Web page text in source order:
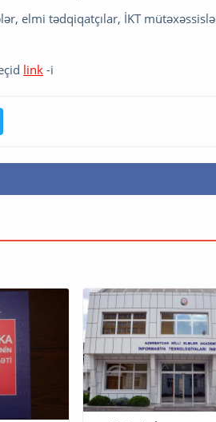
elmi tədqiqatçılar, İKT
link -i